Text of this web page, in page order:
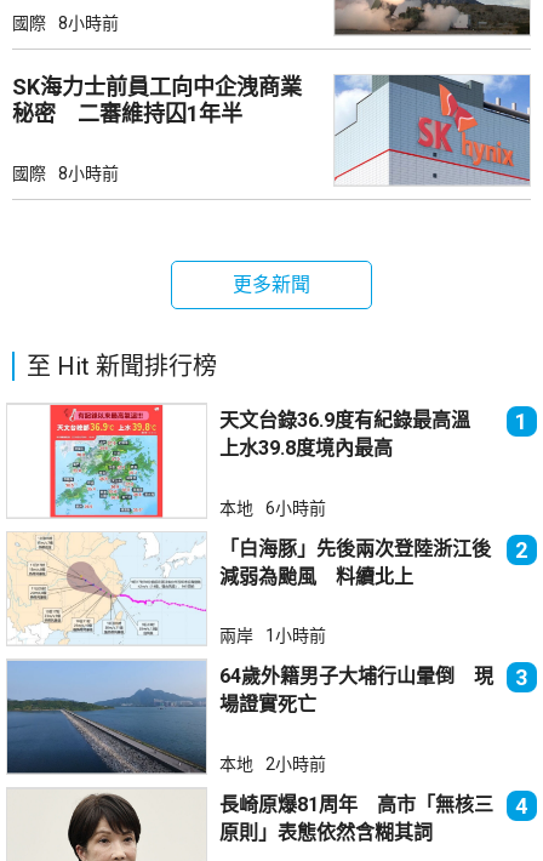
國際 8小時前
SK海力士前員工向中企洩商業
秘密 二審維持囚1年半
國際 8小時前
更多新聞
至 Hit 新聞排行榜
天文台錄36.9度有紀錄最高溫
上水39.8度境內最高
1
本地 6小時前
「白海豚」先後兩次登陸浙江後
減弱為颱風 料續北上
2
兩岸 1小時前
64歲外籍男子大埔行山暈倒 現
場證實死亡
3
本地 2小時前
長崎原爆81周年 高市「無核三
原則」表態依然含糊其詞
4